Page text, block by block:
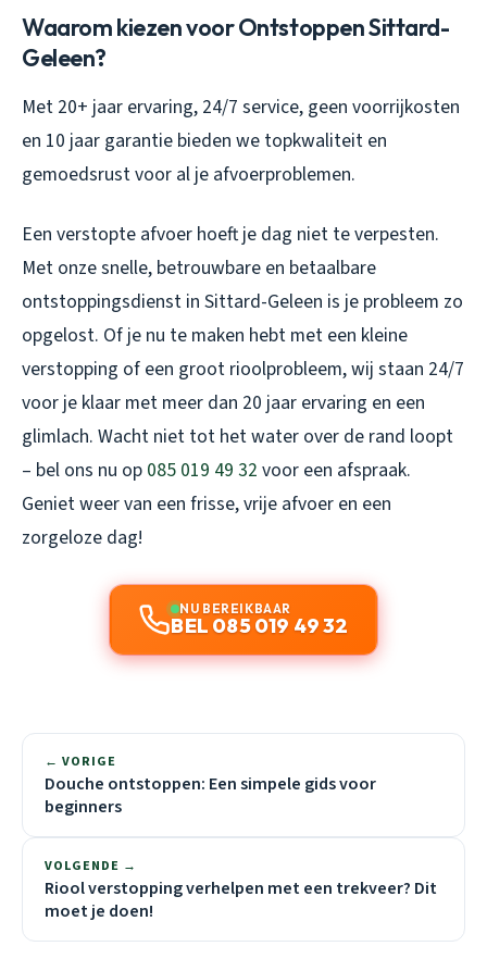
Waarom kiezen voor Ontstoppen Sittard-
Geleen?
Met 20+ jaar ervaring, 24/7 service, geen voorrijkosten
en 10 jaar garantie bieden we topkwaliteit en
gemoedsrust voor al je afvoerproblemen.
Een verstopte afvoer hoeft je dag niet te verpesten.
Met onze snelle, betrouwbare en betaalbare
ontstoppingsdienst in Sittard-Geleen is je probleem zo
opgelost. Of je nu te maken hebt met een kleine
verstopping of een groot rioolprobleem, wij staan 24/7
voor je klaar met meer dan 20 jaar ervaring en een
glimlach. Wacht niet tot het water over de rand loopt
– bel ons nu op 085 019 49 32 voor een afspraak.
Geniet weer van een frisse, vrije afvoer en een
zorgeloze dag!
NU BEREIKBAAR
BEL 085 019 49 32
← VORIGE
Douche ontstoppen: Een simpele gids voor
beginners
VOLGENDE →
Riool verstopping verhelpen met een trekveer? Dit
moet je doen!